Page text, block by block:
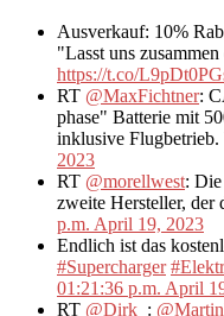
Ausverkauf: 10%
"Lasst uns
https://t.co/
RT @MaxFichtner:
phase" Batterie mit
inklusive
2023
RT @morellwest:
zweite Hersteller, der
p.m. April 19, 2023
Endlich ist das
#Supercharger
01:21:36 p.m. April
RT @Dirk_ :